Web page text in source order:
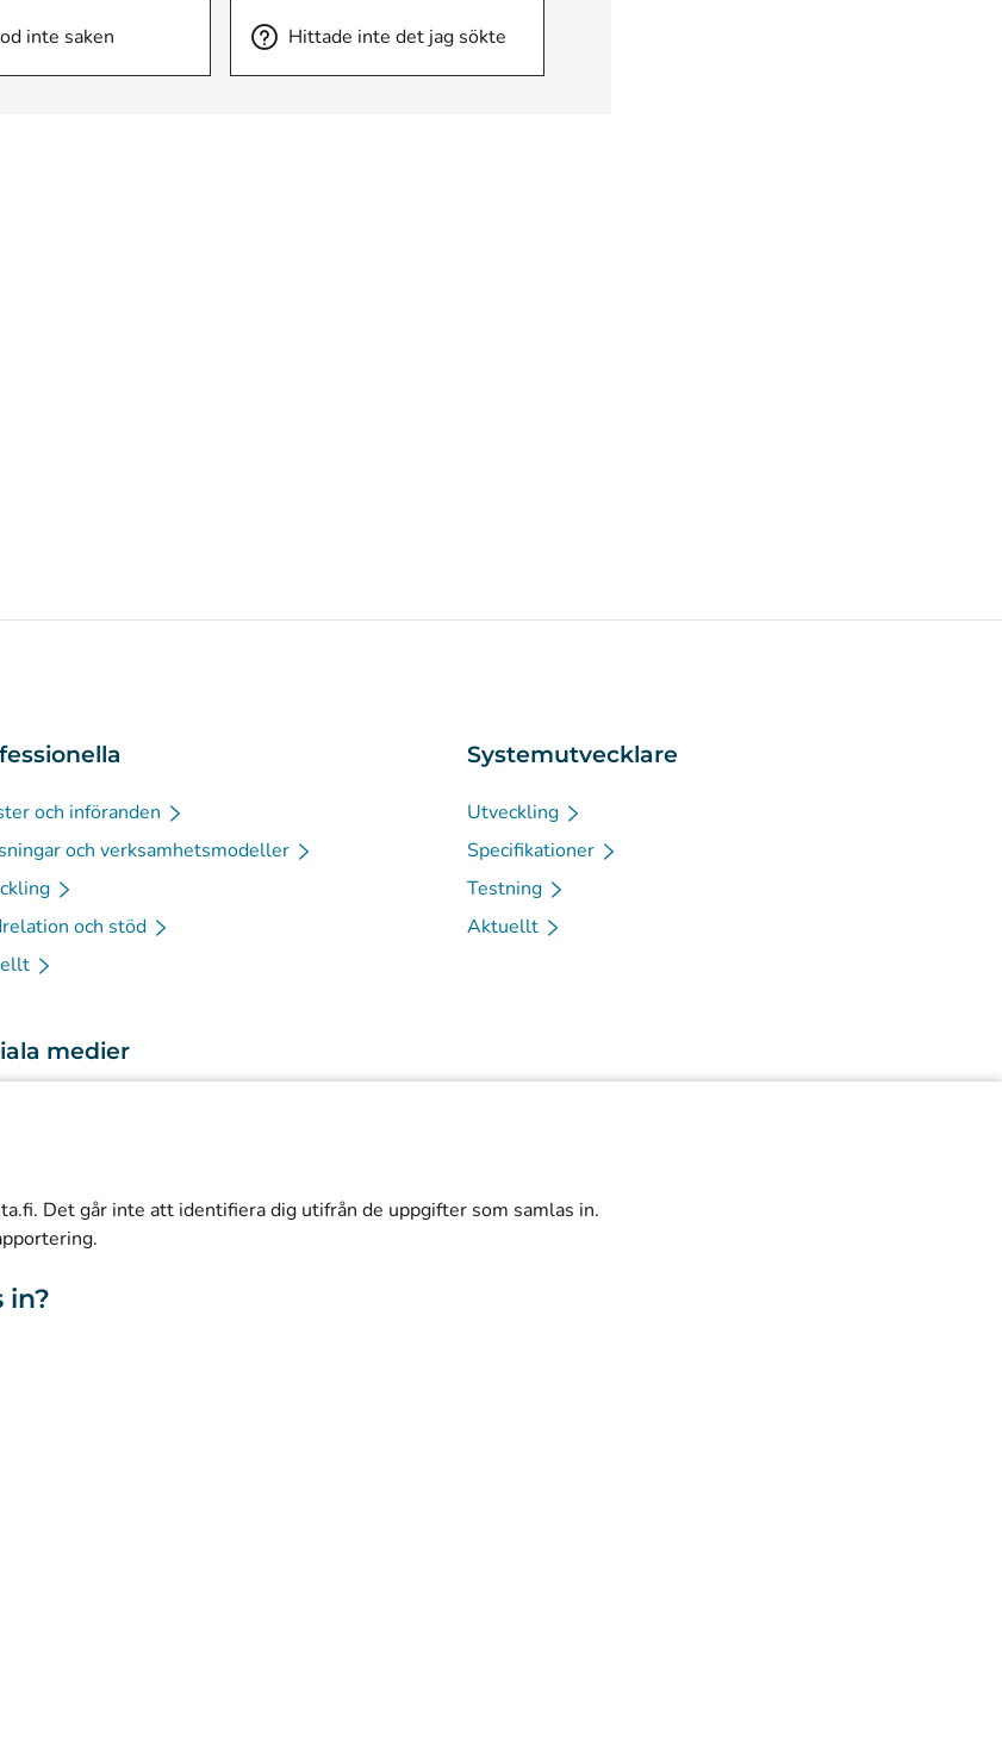
Det går inte att identifiera dig utifrån de uppgifter som samlas in.
in?
inte saken Hittade inte det jag sökte
och införanden
och verksamhetsmodeller
och stöd
Systemutvecklare
Utveckling
Specifikationer
Testning
Aktuellt
medier